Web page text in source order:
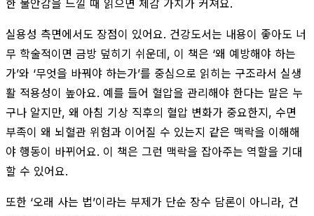
한 불안감을 느낄 때 읽으면 체감 가치가 커져요.
실용성 측면에서도 장점이 있어요. 건강도서는 내용이 좋아도 너
무 학술적이면 금방 덮히기 쉬운데, 이 책은 ‘왜 예방해야 하는
가’와 ‘무엇을 바꿔야 하는가’를 중심으로 읽히는 구조라서 실생
활 적용성이 높아요. 예를 들어 혈압을 관리해야 한다는 말은 누
구나 알지만, 왜 아침 기상 직후의 혈압 변화가 중요한지, 수면
부족이 왜 뇌혈관 위험과 이어질 수 있는지 같은 맥락을 이해해
야 행동이 바뀌어요. 이 책은 그런 맥락을 잡아주는 역할을 기대
할 수 있어요.
또한 ‘오래 사는 법’이라는 부제가 단순 장수 담론이 아니라, 건